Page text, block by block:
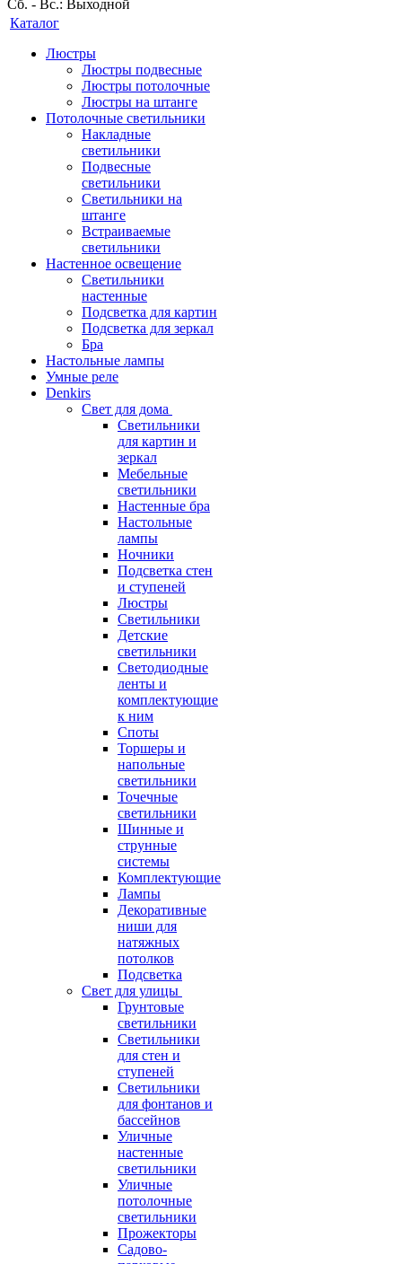
Сб. - Вс.: Выходной
Каталог
Люстры
Люстры подвесные
Люстры потолочные
Люстры на штанге
Потолочные светильники
Накладные
светильники
Подвесные
светильники
Светильники на
штанге
Встраиваемые
светильники
Настенное освещение
Светильники
настенные
Подсветка для картин
Подсветка для зеркал
Бра
Настольные лампы
Умные реле
Denkirs
Свет для дома
Светильники
для картин и
зеркал
Мебельные
светильники
Настенные бра
Настольные
лампы
Ночники
Подсветка стен
и ступеней
Люстры
Светильники
Детские
светильники
Светодиодные
ленты и
комплектующие
к ним
Споты
Торшеры и
напольные
светильники
Точечные
светильники
Шинные и
струнные
системы
Комплектующие
Лампы
Декоративные
ниши для
натяжных
потолков
Подсветка
Свет для улицы
Грунтовые
светильники
Светильники
для стен и
ступеней
Светильники
для фонтанов и
бассейнов
Уличные
настенные
светильники
Уличные
потолочные
светильники
Прожекторы
Садово-